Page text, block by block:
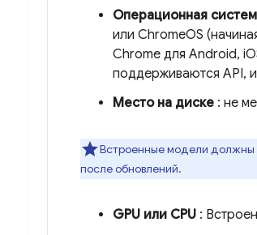
Операционная
или ChromeOS
Chrome для Android,
поддерживаются API,
Место на диске : не
Встроенные модели должны
после обновлений.
GPU или CPU :